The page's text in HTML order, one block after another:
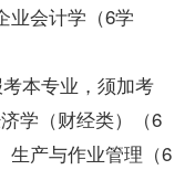
业会计学 （6学
本专业，须加考
学（财经类）
（6
生产与作业管理（6